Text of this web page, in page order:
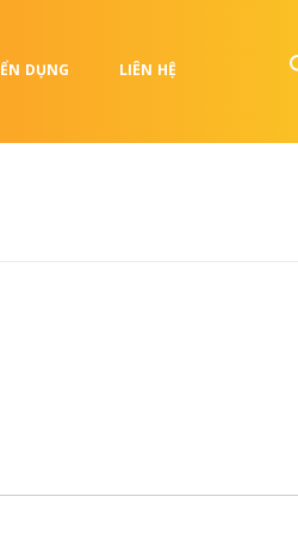
DỤNG LIÊN HỆ